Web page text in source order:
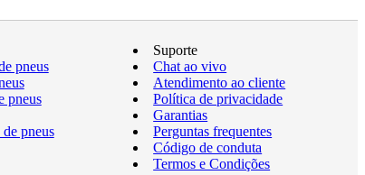
pneus
pneus
pneus
Suporte
Chat ao vivo
Atendimento ao cliente
Política de privacidade
Garantias
Perguntas frequentes
Código de conduta
Termos e Condições